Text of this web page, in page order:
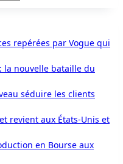
repérées par Vogue qui
la nouvelle bataille du
séduire les clients
revient aux États-Unis et
en Bourse aux